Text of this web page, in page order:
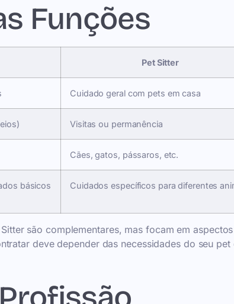
Funções
Pet Sitter
Cuidado geral com pets em casa
Visitas ou permanência
Cães, gatos, pássaros, etc.
básicos Cuidados específicos para diferentes
são complementares, mas focam em aspectos
deve depender das necessidades do seu pet